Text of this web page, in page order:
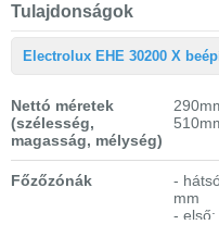
Tulajdonságok
Electrolux EHE 30200 X
Nettó méretek
(szélesség,
magasság, mélység)
Főzőzónák
-
mm
- első: